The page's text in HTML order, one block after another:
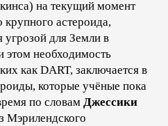
на текущий момент
крупного астероида,
угрозой для Земли в
необходимость
как DART, заключается в
которые учёные пока
по словам Джессики
Мэрилендского